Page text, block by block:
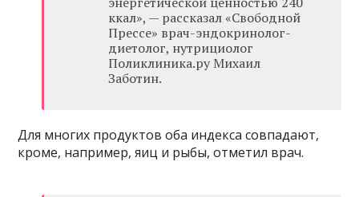
ккал», — рассказал «Свободной
Прессе» врач-эндокринолог-
диетолог, нутрициолог
Поликлиника.ру Михаил
Заботин.
Для многих продуктов оба индекса совпадают,
кроме, например, яиц и рыбы, отметил врач.